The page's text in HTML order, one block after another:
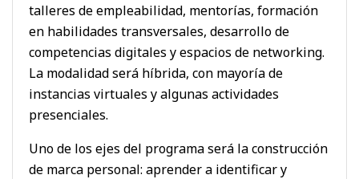
talleres de empleabilidad, mentorías, formación
en habilidades transversales, desarrollo de
competencias digitales y espacios de networking.
La modalidad será híbrida, con mayoría de
instancias virtuales y algunas actividades
presenciales.
Uno de los ejes del programa será la construcción
de marca personal: aprender a identificar y